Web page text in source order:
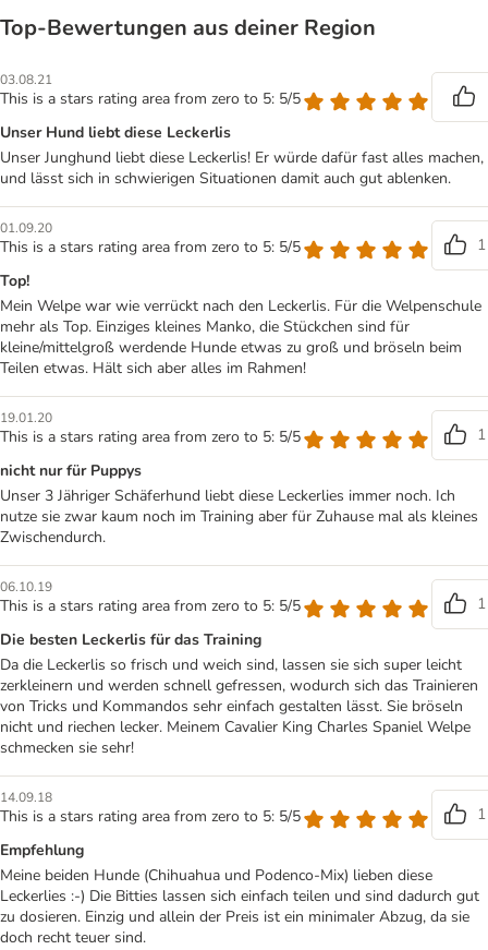
Top‑Bewertungen aus deiner Region
03.08.21
This is a stars rating area from zero to 5: 5/5
Unser Hund liebt diese Leckerlis
Unser Junghund liebt diese Leckerlis! Er würde dafür fast alles machen,
und lässt sich in schwierigen Situationen damit auch gut ablenken.
01.09.20
This is a stars rating area from zero to 5: 5/5
1
Top!
Mein Welpe war wie verrückt nach den Leckerlis. Für die Welpenschule
mehr als Top. Einziges kleines Manko, die Stückchen sind für
kleine/mittelgroß werdende Hunde etwas zu groß und bröseln beim
Teilen etwas. Hält sich aber alles im Rahmen!
19.01.20
This is a stars rating area from zero to 5: 5/5
1
nicht nur für Puppys
Unser 3 Jähriger Schäferhund liebt diese Leckerlies immer noch. Ich
nutze sie zwar kaum noch im Training aber für Zuhause mal als kleines
Zwischendurch.
06.10.19
This is a stars rating area from zero to 5: 5/5
1
Die besten Leckerlis für das Training
Da die Leckerlis so frisch und weich sind, lassen sie sich super leicht
zerkleinern und werden schnell gefressen, wodurch sich das Trainieren
von Tricks und Kommandos sehr einfach gestalten lässt. Sie bröseln
nicht und riechen lecker. Meinem Cavalier King Charles Spaniel Welpe
schmecken sie sehr!
14.09.18
This is a stars rating area from zero to 5: 5/5
1
Empfehlung
Meine beiden Hunde (Chihuahua und Podenco-Mix) lieben diese
Leckerlies :-) Die Bitties lassen sich einfach teilen und sind dadurch gut
zu dosieren. Einzig und allein der Preis ist ein minimaler Abzug, da sie
doch recht teuer sind.